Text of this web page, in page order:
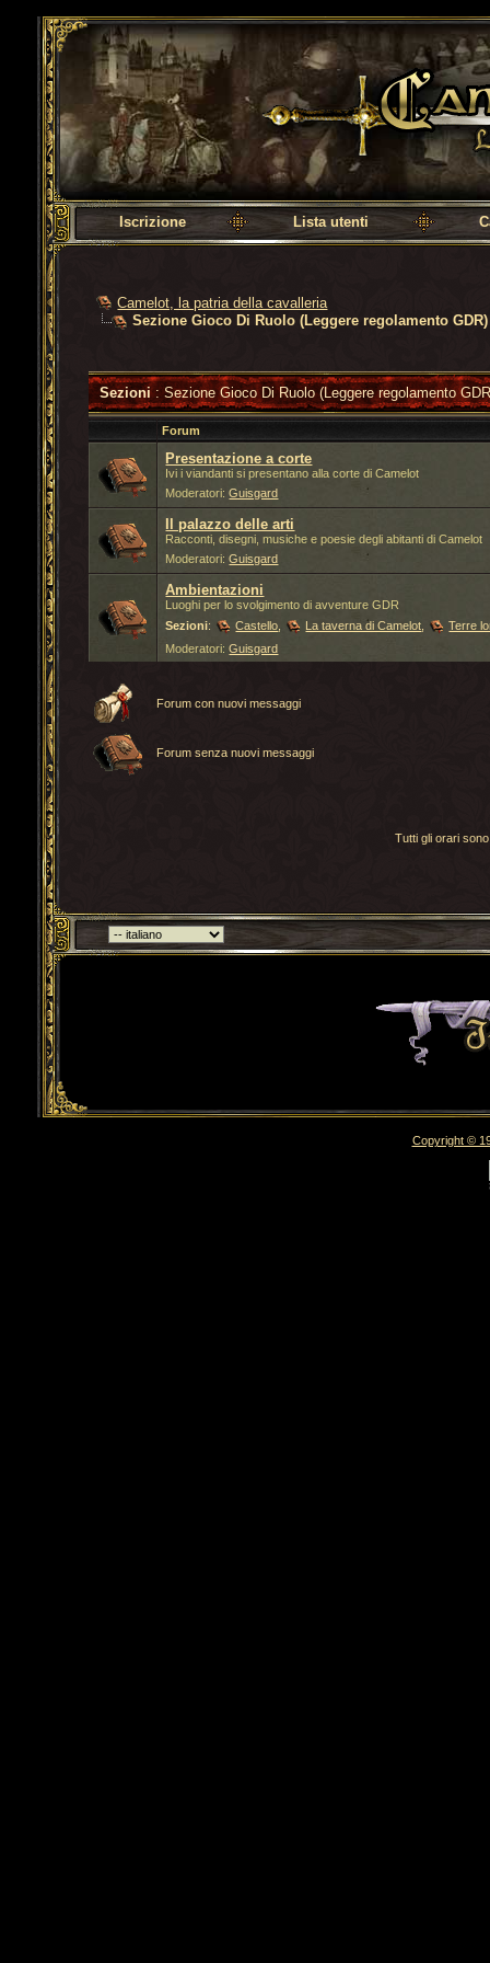
Camelot, la patria della cavalleria
Iscrizione Lista utenti
Camelot, la patria della cavalleria
Sezione Gioco Di Ruolo (Leggere regolamento GDR)
Sezioni: Sezione Gioco Di Ruolo (Leggere regolamento
Forum
Presentazione a corte
Ivi i viandanti si presentano alla corte di Camelot
Moderatori:Guisgard
Il palazzo delle arti
Racconti, disegni, musiche e poesie degli abitanti di Camelot
Moderatori:Guisgard
Ambientazioni
Luoghi per lo svolgimento di avventure GDR
Sezioni: Castello La taverna di Camelot
Terre
Moderatori:Guisgard
Forum con nuovi messaggi
Forum senza nuovi messaggi
Tutti gli orari
Torna indietro
Copyright ©